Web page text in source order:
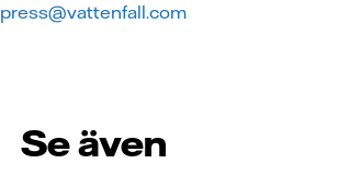
press@vattenfall.com
Se även